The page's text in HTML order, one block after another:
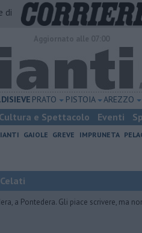
di
PRATO PISTOIA AREZZO
Cultura e Spettacolo Eventi
GAIOLE GREVE IMPRUNETA
a Pontedera. Gli piace scrivere, ma